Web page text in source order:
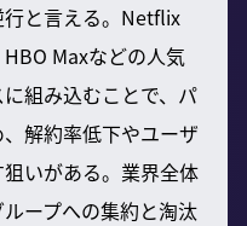
と言える。Netflix
Maxなどの人気
組み込むことで、パ
解約率低下やユーザ
いがある。業界全体
ープへの集約と淘汰